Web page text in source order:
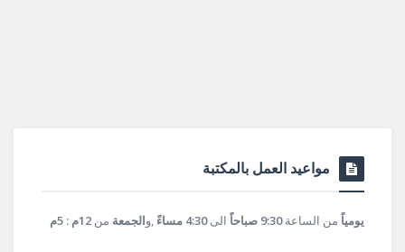
مواعيد العمل بالمكتبة
يومياً من الساعة9:30 صباحاً الى4:30 مساءً ,والجمعة من 12م : 5م